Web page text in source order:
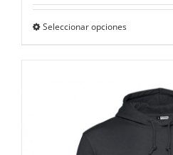
Seleccionar opciones
variantes.
Las
opciones
se